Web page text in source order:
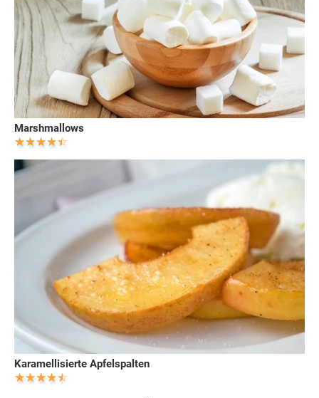
Marshmallows
Karamellisierte Apfelspalten